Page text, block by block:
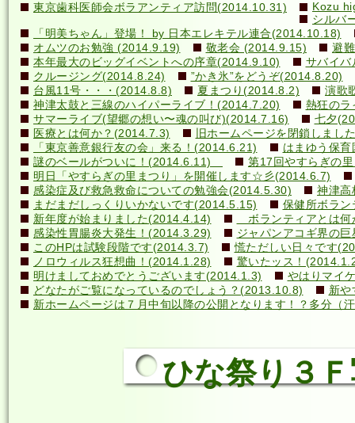
東京歯科医師会ボラアンティア訪問(2014.10.31)
Kozu
シルバ
「明美ちゃん」登場！ by 日本エレキテル連合(2014.10.18)
オムツのお勉強 (2014.9.19)
敬老会 (2014.9.15)
避
本年最大のビッグイベントへの序章(2014.9.10)
サバイ
クルージング(2014.8.24)
”かき氷”をどうぞ(2014.8.20)
台風11号・・・(2014.8.8)
夏まつり(2014.8.2)
演歌
神津太鼓と三線のハイパーライブ！(2014.7.20)
熱狂の
サマーライブ(望郷の想い〜魂の叫び)(2014.7.16)
七夕
医療とは何か？(2014.7.3)
旧ホームページを閉鎖しまし
「東京善意銀行友の会」来る！(2014.6.21)
はまゆう保
謎のベールがついに！(2014.6.11)
第17回やすらぎの
明日「やすらぎの里まつり」を開催します☆彡(2014.6.7)
感染症及び救急救命についての勉強会(2014.5.30)
神津高
まだまだしっくりいかないです(2014.5.15)
保健所ボラ
新年度が始まりました(2014.4.14)
ボランティアとは
感染性胃腸炎大発生！(2014.3.29)
ジャパンアコギ界の
このHPは試験段階です(2014.3.7)
慌ただしい日々です
ノロウィルス狂想曲！(2014.1.28)
驚いたッス！
明けましておめでとうございます(2014.1.3)
やはりマイ
どなたがご覧になっているのでしょう？(2013.10.8)
新や
新ホームページは７月中旬以降の公開となります！？多分
ひな祭り３